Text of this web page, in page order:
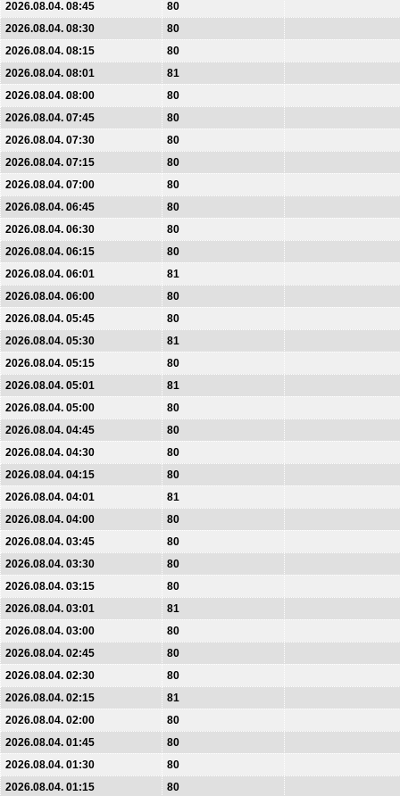
2026.08.04. 08:45
80
2026.08.04. 08:30
80
2026.08.04. 08:15
80
2026.08.04. 08:01
81
2026.08.04. 08:00
80
2026.08.04. 07:45
80
2026.08.04. 07:30
80
2026.08.04. 07:15
80
2026.08.04. 07:00
80
2026.08.04. 06:45
80
2026.08.04. 06:30
80
2026.08.04. 06:15
80
2026.08.04. 06:01
81
2026.08.04. 06:00
80
2026.08.04. 05:45
80
2026.08.04. 05:30
81
2026.08.04. 05:15
80
2026.08.04. 05:01
81
2026.08.04. 05:00
80
2026.08.04. 04:45
80
2026.08.04. 04:30
80
2026.08.04. 04:15
80
2026.08.04. 04:01
81
2026.08.04. 04:00
80
2026.08.04. 03:45
80
2026.08.04. 03:30
80
2026.08.04. 03:15
80
2026.08.04. 03:01
81
2026.08.04. 03:00
80
2026.08.04. 02:45
80
2026.08.04. 02:30
80
2026.08.04. 02:15
81
2026.08.04. 02:00
80
2026.08.04. 01:45
80
2026.08.04. 01:30
80
2026.08.04. 01:15
80